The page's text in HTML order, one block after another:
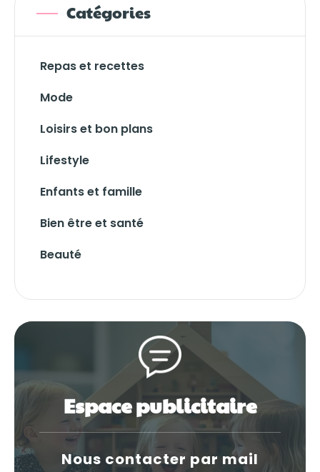
Catégories
Repas et recettes
Mode
Loisirs et bon plans
Lifestyle
Enfants et famille
Bien être et santé
Beauté
Espace publicitaire
Nous contacter par mail